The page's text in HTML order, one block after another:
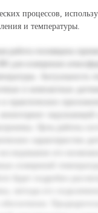
процессов,
и температуры.